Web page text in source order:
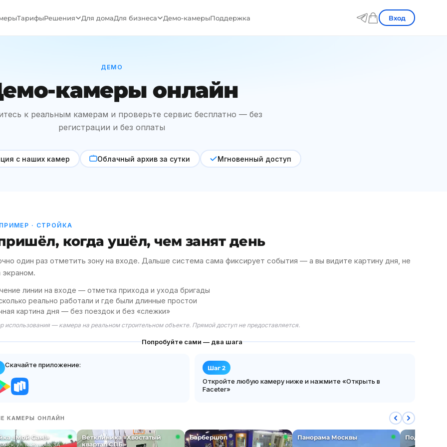
ТарифыРешения Для домаДля бизнеса Демо-камерыПоддержка Вход
ДЕМО
камеры онлайн
к реальным камерам и проверьте сервис бесплатно — без
регистрации и без оплаты
с наших камер Облачный архив за сутки Мгновенный доступ
· СТРОЙКА
когда ушёл,чем занят день
один раз отметить зону на входе. Дальше система сама фиксирует события — а вы видите картину дня, не
экраном.
линии на входе — отметка прихода и ухода бригады
реально работали и где были длинные простои
картина дня — без поездок и без «слежки»
использования — камера на реальном строительном объекте. Прямой доступ не предоставляется.
Попробуйте сами — два шага
Скачайте приложение: Шаг 2
Откройте любую камеру ниже и нажмите «Открыть в
Faceter»
КАМЕРЫ ОНЛАЙН
«Мой Сам!»
ул. М.Жукова, 3А
Ветклиника «Хвостатый
квартал СПБ»
Барбершоп Панорама Москвы